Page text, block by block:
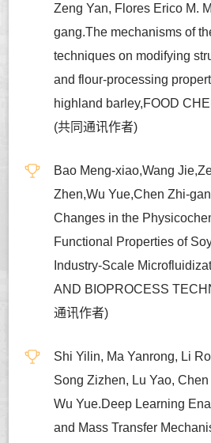
Zeng Yan, Flores Erico M.
gang.The mechanisms of
techniques on modifying
and flour-processing
highland barley,FOOD
(共同通讯作者)
Bao Meng-xiao,Wang
Zhen,Wu Yue,Chen Zhi-
Changes in the
Functional Properties of
Industry-Scale
AND BIOPROCESS
通讯作者)
Shi Yilin, Ma Yanrong, Li
Song Zizhen, Lu Yao,
Wu Yue.Deep Learning
and Mass Transfer